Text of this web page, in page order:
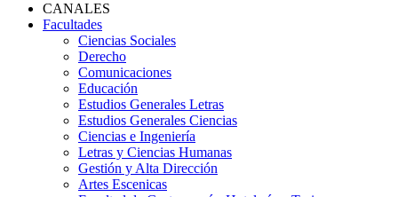
CANALES
Facultades
Ciencias Sociales
Derecho
Comunicaciones
Educación
Estudios Generales Letras
Estudios Generales Ciencias
Ciencias e Ingeniería
Letras y Ciencias Humanas
Gestión y Alta Dirección
Artes Escenicas